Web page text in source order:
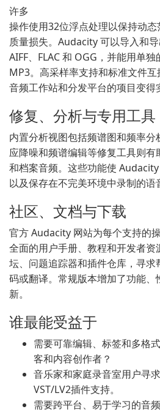
许多
操作使用32位浮点处理以保持动
质量损失。Audacity 可以导入和导
AIFF、FLAC 和 OGG，并能用单
MP3。高采样率支持和标准文件
音频工作站和分发平台的项目变得
修复、分析与专用工具
内置分析视图包括频谱图和频率
应降噪和频谱编辑等修复工具则
和档案音频。这些功能使
以及保存在不完美环境中录制的语
社区、文档与下载
官方 Audacity 网站为每个支持的
全面的用户手册、教程和开发者
坛、问题追踪器和插件仓库，寻
码或翻译。常规版本增加了功能
新。
谁最能受益于
需要可靠编辑、标签和多格
客和内容创作者？
音乐家和家庭录音室用户寻
VST/LV2插件支持。
需要跨平台、易于学习的音